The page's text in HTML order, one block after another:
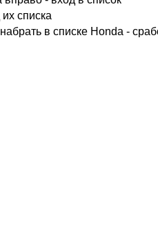
списка
в списке Honda -